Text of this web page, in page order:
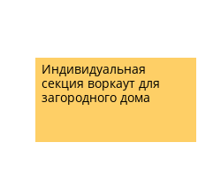
Индивидуальная
секция воркаут для
загородного дома